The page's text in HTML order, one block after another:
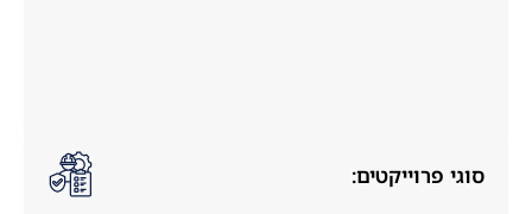
סוגי פרוייקטים: